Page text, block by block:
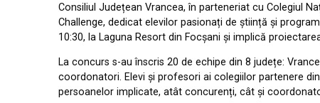
Consiliul Județean Vrancea, în parteneriat cu Colegiul
Challenge, dedicat elevilor pasionați de știință și
10:30, la Laguna Resort din Focșani și implică
La concurs s-au înscris 20 de echipe din 8 județe:
coordonatori. Elevi și profesori ai colegiilor partenere
persoanelor implicate, atât concurenți, cât și